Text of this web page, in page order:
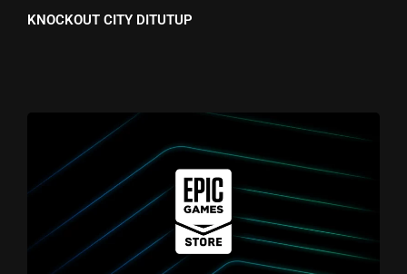
KNOCKOUT CITY DITUTUP